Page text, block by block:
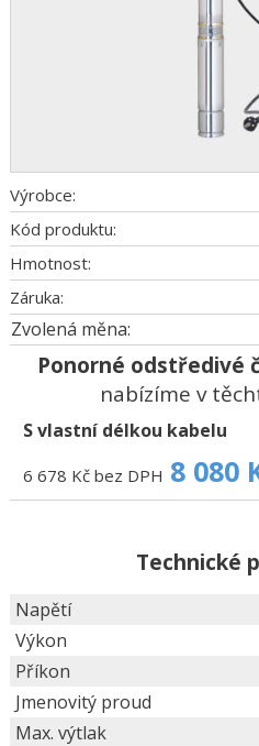
Výrobce:
Kód produktu:
Hmotnost:
Záruka:
Zvolená měna:
Ponorné odstředivé
nabízíme v
S vlastní délkou kabelu
6 678 Kč bez DPH 8 080
Technické
Napětí
Výkon
Příkon
Jmenovitý proud
Max. výtlak